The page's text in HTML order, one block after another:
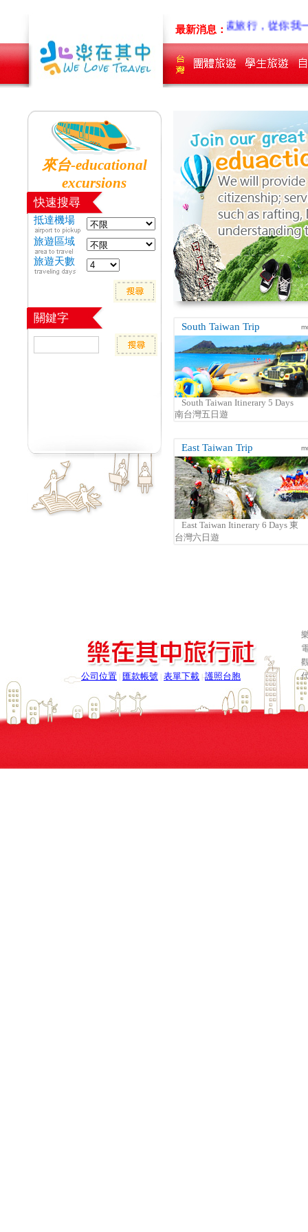
最新消息：
量身&客製旅遊~先聊聊吧!!低碳旅行，從你我
來台-educational
excursions
快速搜尋
抵達機場
旅遊區域
旅遊天數
關鍵字
South Taiwan Trip
South Taiwan Itinerary 5 Days
南台灣五日遊
East Taiwan Trip
East Taiwan Itinerary 6 Days 東
台灣六日遊
公司位置 匯款帳號 表單下載 |護照台胞